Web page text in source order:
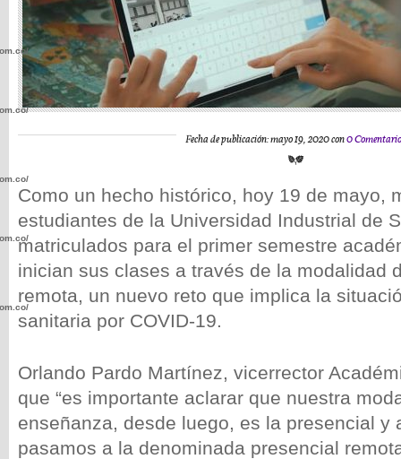
Fecha de publicación: mayo 19, 2020 con0
Como un hecho histórico, hoy 19 de mayo,
estudiantes de la Universidad Industrial de
matriculados para el primer semestre
inician sus clases a través de la modalidad
remota, un nuevo reto que implica la
sanitaria por COVID-19.
Orlando Pardo Martínez, vicerrector
que “es importante aclarar que nuestra
enseñanza, desde luego, es la presencial y
pasamos a la denominada presencial
wp-
wp-
wp-
wp-
wp-
wp-